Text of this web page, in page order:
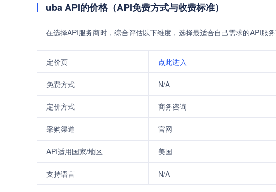
uba API的价格（API免费方式与收费标准）
在选择API服务商时，综合评估以下维度，选择最适合自己需求的API服
定价页 点此进入
免费方式 N/A
定价方式 商务咨询
采购渠道 官网
API适用国家/地区 美国
支持语言 N/A